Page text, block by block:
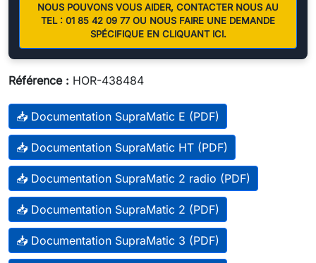
NOUS POUVONS VOUS AIDER, CONTACTER NOUS AU
TEL : 01 85 42 09 77 OU NOUS FAIRE UNE DEMANDE
SPÉCIFIQUE EN CLIQUANT ICI.
Référence : HOR-438484
📥 Documentation SupraMatic E (PDF)
📥 Documentation SupraMatic HT (PDF)
📥 Documentation SupraMatic 2 radio (PDF)
📥 Documentation SupraMatic 2 (PDF)
📥 Documentation SupraMatic 3 (PDF)